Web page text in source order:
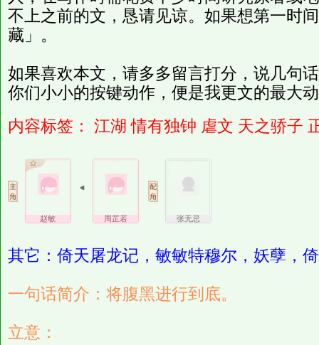
不上之前的文，恳请见谅。如果想第一时
藏」。
如果喜欢本文，请多多留言打分，说几句
你们小小的按键动作，便是我更文的最大
内容标签：
江湖 情有独钟 虐文 天之骄子
赵敏 周芷若 张无忌
其它：倚天屠龙记，敏敏特穆尔，妖孽，
一句话简介：将腹黑进行到底。
立意：